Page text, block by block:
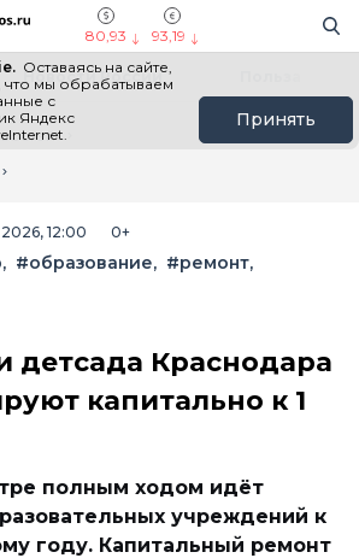
"ГазетаНоворос.ру"
80,93 93,19
Оставаясь на сайте,
что мы обрабатываем
с
Яндекс
Принять
Новости России
12:00 0+
#образование
#ремонт
детсада Краснодара
капитально к 1
полным ходом идёт
учреждений к
году. Капитальный ремонт